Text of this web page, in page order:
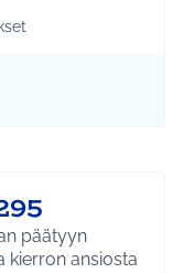
mukaan: Liikunta ja
päätyyn
kierron ansiosta